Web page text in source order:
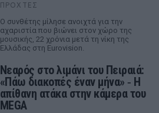
ΠΡΟΧΤΈΣ
Ο συνθέτης μίλησε ανοιχτά για την
αχαριστία που βιώνει στον χώρο της
μουσικής, 22 χρόνια μετά τη νίκη της
Ελλάδας στη Eurovision.
Νεαρός στο λιμάνι του Πειραιά:
«Πάω διακοπές έναν μήνα» ‑ Η
απίθανη ατάκα στην κάμερα του
MEGA